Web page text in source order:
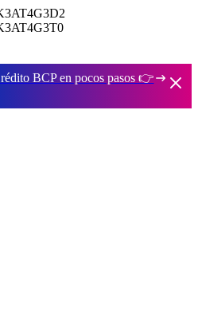
BCP en pocos pasos 👉